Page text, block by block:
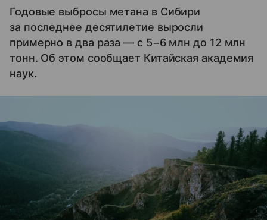
Годовые выбросы метана в Сибири
за последнее десятилетие выросли
примерно в два раза — с 5−6 млн до 12 млн
тонн. Об этом сообщает Китайская академия
наук.